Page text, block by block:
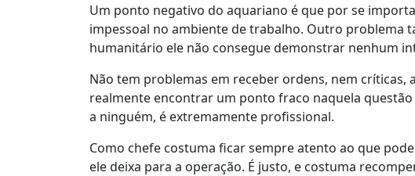
Um ponto negativo do aquariano é que por se
impessoal no ambiente de trabalho. Outro problema
humanitário ele não consegue demonstrar nenhum
Não tem problemas em receber ordens, nem críticas,
realmente encontrar um ponto fraco naquela
a ninguém, é extremamente profissional.
Como chefe costuma ficar sempre atento ao que
ele deixa para a operação. É justo, e costuma